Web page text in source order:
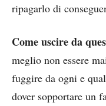
ripagarlo di
Come uscire da
meglio non essere
fuggire da ogni e
dover sopportare un